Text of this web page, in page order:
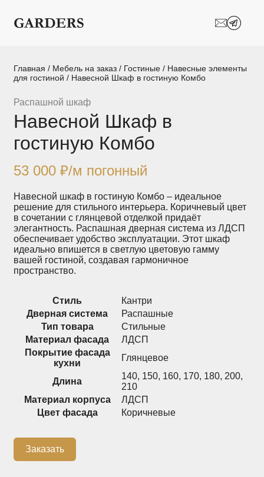
Шкафы-купе
Межкомнатные
Мебель в детскую Мебель в ванную
Модульные
системы
хранения
Популярные категории
Прихожие Спальни
Стеллажи Тумбы
Шкафы по
назначению
Гардеробные
+7 (926) 192-03-75
Доставка
Контакты
Сотрудничество
Блог
Главная / Мебель на заказ / Гостиные / Навесные элементы
для гостиной / Навесной Шкаф в гостиную Комбо
Распашной шкаф
Навесной Шкаф в
гостиную Комбо
53 000₽/м погонный
Навесной шкаф в гостиную Комбо – идеальное
решение для стильного интерьера. Коричневый цвет
в сочетании с глянцевой отделкой придаёт
элегантность. Распашная дверная система из ЛДСП
обеспечивает удобство эксплуатации. Этот шкаф
идеально впишется в светлую цветовую гамму
вашей гостиной, создавая гармоничное
пространство.
Стиль
Кантри
Дверная система
Распашные
Тип товара
Стильные
Материал фасада
ЛДСП
Покрытие фасада
кухни
Глянцевое
Длина
140, 150, 160, 170, 180, 200,
210
Материал корпуса
ЛДСП
Цвет фасада
Коричневые
Заказать